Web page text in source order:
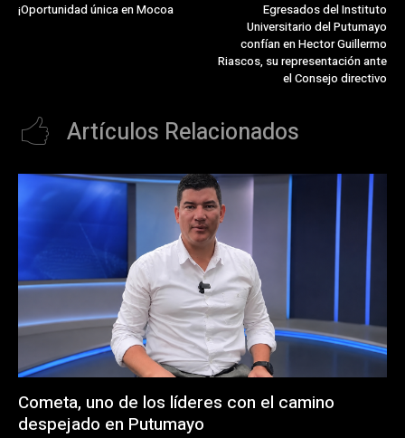
¡Oportunidad única en Mocoa
Egresados del Instituto
Universitario del Putumayo
confían en Hector Guillermo
Riascos, su representación ante
el Consejo directivo
Artículos Relacionados
Cometa, uno de los líderes con el camino
despejado en Putumayo